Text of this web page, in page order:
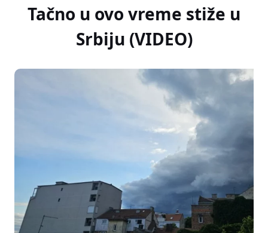
Tačno u ovo vreme stiže u
Srbiju (VIDEO)